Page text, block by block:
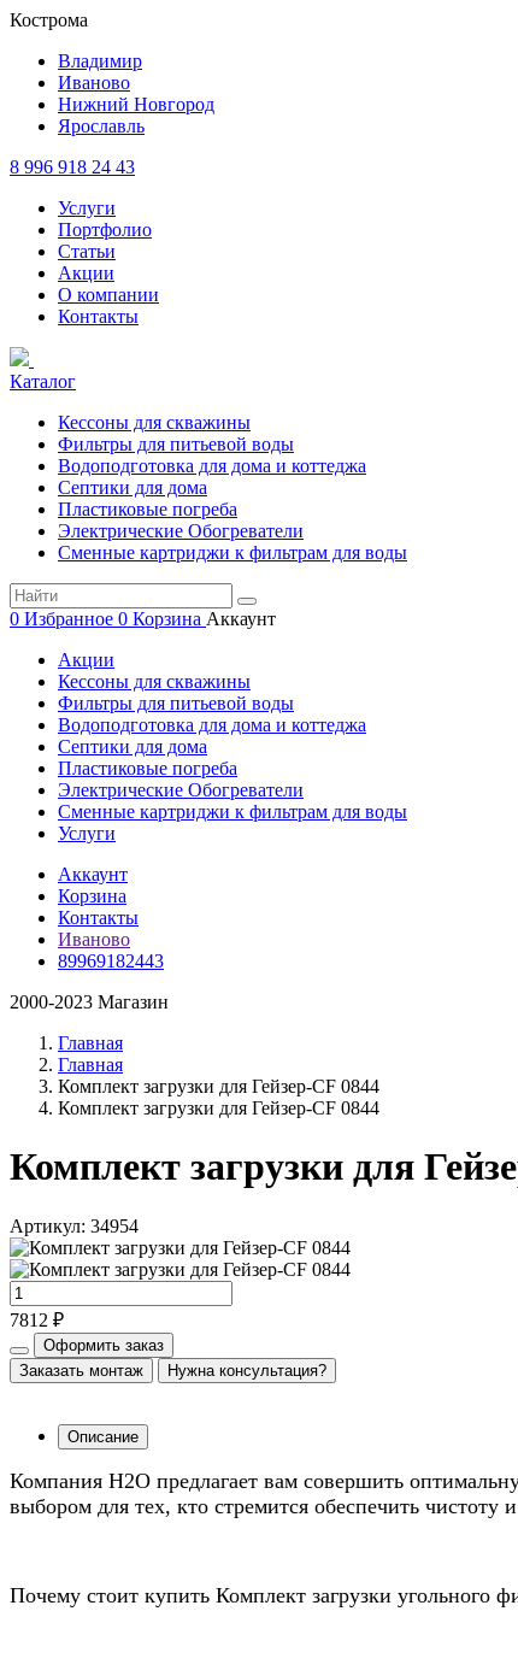
Кострома
Владимир
Иваново
Нижний Новгород
Ярославль
8 996 918 24 43
Услуги
Портфолио
Статьи
Акции
О компании
Контакты
Каталог
Кессоны для скважины
Фильтры для питьевой воды
Водоподготовка для дома и коттеджа
Септики для дома
Пластиковые погреба
Электрические Обогреватели
Сменные картриджи к фильтрам для воды
0 Избранное 0 Корзина Аккаунт
Акции
Кессоны для скважины
Фильтры для питьевой воды
Водоподготовка для дома и коттеджа
Септики для дома
Пластиковые погреба
Электрические Обогреватели
Сменные картриджи к фильтрам для воды
Услуги
Аккаунт
Корзина
Контакты
Иваново
89969182443
2000-2023 Магазин
Главная
Главная
Комплект загрузки для Гейзер-CF 0844
Комплект загрузки для Гейзер-CF 0844
Комплект загрузки для
Артикул: 34954
7812 ₽
Оформить заказ
Заказать монтаж
Нужна консультация?
Описание
Компания Н2О предлагает вам совершить
выбором для тех, кто стремится обеспечить
Почему стоит купить Комплект загрузки угольного